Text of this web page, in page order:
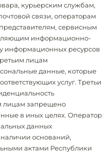
курьерским службам,
связи, операторам
сервисным
информационно-
информационных ресурсов
лицам
данные, которые
услуг. Третьи
лицам запрещено
в иных целях. Оператор
данных
оснований,
актами Республики